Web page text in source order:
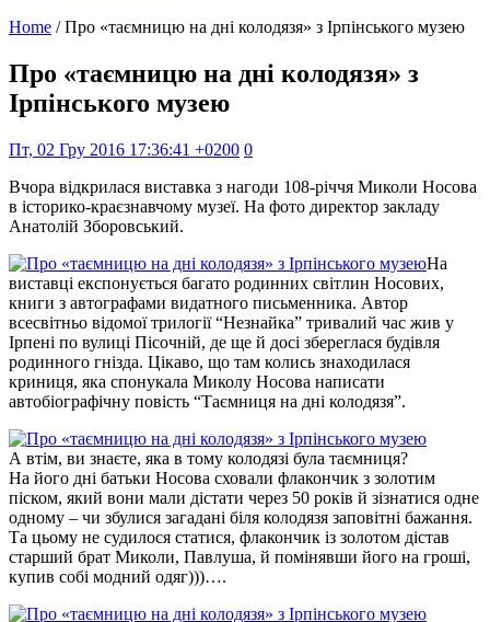
Home / Про «таємницю на дні колодязя» з Ірпінського музею
Про «таємницю на дні колодязя» з
Ірпінського музею
Пт, 02 Гру 2016 17:36:41 +0200 0
Вчора відкрилася виставка з нагоди 108-річчя Миколи Носова
в історико-краєзнавчому музеї. На фото директор закладу
Анатолій Зборовський.
На
виставці експонується багато родинних світлин Носових,
книги з автографами видатного письменника. Автор
всесвітньо відомої трилогії “Незнайка” тривалий час жив у
Ірпені по вулиці Пісочній, де ще й досі збереглася будівля
родинного гнізда. Цікаво, що там колись знаходилася
криниця, яка спонукала Миколу Носова написати
автобіографічну повість “Таємниця на дні колодязя”.
А втім, ви знаєте, яка в тому колодязі була таємниця?
На його дні батьки Носова сховали флакончик з золотим
піском, який вони мали дістати через 50 років й зізнатися одне
одному – чи збулися загадані біля колодязя заповітні бажання.
Та цьому не судилося статися, флакончик із золотом дістав
старший брат Миколи, Павлуша, й помінявши його на гроші,
купив собі модний одяг)))….